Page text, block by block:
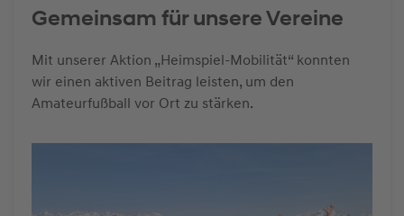
Gemeinsam für unsere Vereine
Mit unserer Aktion „Heimspiel-Mobilität“ konnten
wir einen aktiven Beitrag leisten, um den
Amateurfußball vor Ort zu stärken.